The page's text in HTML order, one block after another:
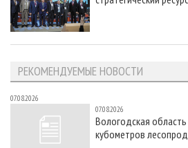
РЕКОМЕНДУЕМЫЕ НОВОСТИ
07.08.2026
07.08.2026
Вологодская
кубометров